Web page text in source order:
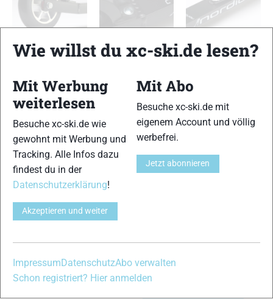
Nordicx King Skate Nordicx King Skate Nordicx King Skate
TESTERGEBNIS
Skiähnlicher Abstoß 13 von 15
Haftung 13 von 15
Führung
12 von 15
Laufruhe/Dämpfung 13 von 15
Wie willst du xc-ski.de lesen?
Mit Werbung
weiterlesen
Besuche xc-ski.de wie
gewohnt mit Werbung und
Tracking. Alle Infos dazu
findest du in der
Datenschutzerklärung!
Akzeptieren und weiter
Mit Abo
Besuche xc-ski.de mit
eigenem Account und völlig
werbefrei.
Jetzt abonnieren
Impressum DatenschutzAbo verwalten
Schon registriert? Hier anmelden